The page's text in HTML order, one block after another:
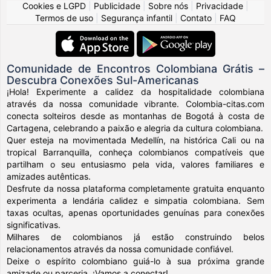
Cookies e LGPD
Publicidade Sobre nós Privacidade
Termos de uso
Segurança infantil Contato FAQ
Comunidade de Encontros Colombiana Grátis –
Descubra Conexões Sul-Americanas
¡Hola! Experimente a calidez da hospitalidade colombiana
através da nossa comunidade vibrante. Colombia-citas.com
conecta solteiros desde as montanhas de Bogotá à costa de
Cartagena, celebrando a paixão e alegria da cultura colombiana.
Quer esteja na movimentada Medellín, na histórica Cali ou na
tropical Barranquilla, conheça colombianos compatíveis que
partilham o seu entusiasmo pela vida, valores familiares e
amizades autênticas.
Desfrute da nossa plataforma completamente gratuita enquanto
experimenta a lendária calidez e simpatia colombiana. Sem
taxas ocultas, apenas oportunidades genuínas para conexões
significativas.
Milhares de colombianos já estão construindo belos
relacionamentos através da nossa comunidade confiável.
Deixe o espírito colombiano guiá-lo à sua próxima grande